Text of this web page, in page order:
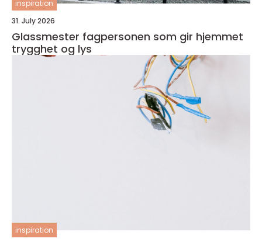
inspiration
31. July 2026
Glassmester fagpersonen som gir hjemmet
trygghet og lys
inspiration